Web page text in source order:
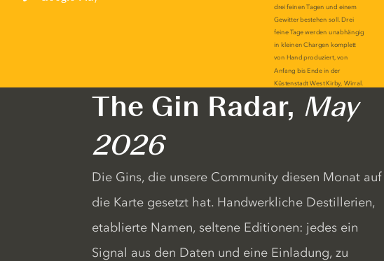
The Gin Radar, May
2026
Die Gins, die unsere Community diesen Monat auf
die Karte gesetzt hat. Handwerkliche Destillerien,
etablierte Namen, seltene Editionen: jedes ein
Signal aus den Daten und eine Einladung, zu